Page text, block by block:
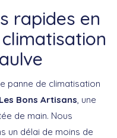
rapides en
panne de climatisation
Les Bons Artisans , une
de main. Nous
un délai de moins de